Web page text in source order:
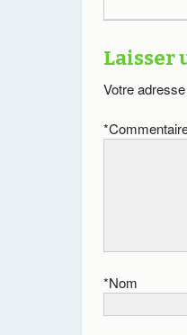
Laisser
Votre
*
Nom
*